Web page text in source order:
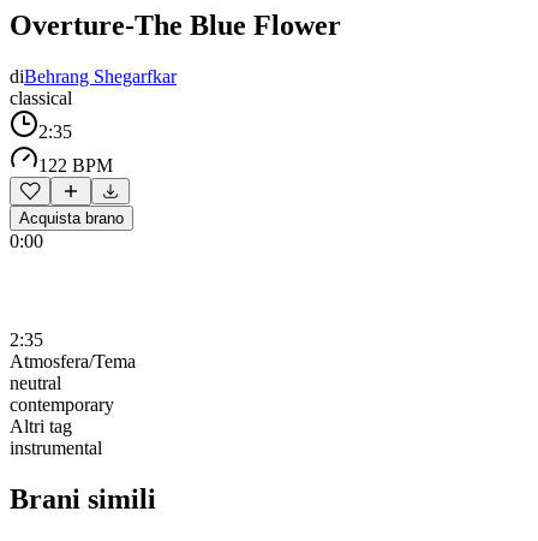
Overture-The Blue Flower
diBehrang Shegarfkar
classical
2:35
122 BPM
Acquista brano
0:00
2:35
Atmosfera/Tema
neutral
contemporary
Altri tag
instrumental
Brani simili